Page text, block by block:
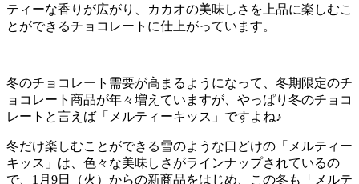
ティーな香りが広がり、カカオの美味しさを上品に楽しむこ
とができるチョコレートに仕上がっています。
冬のチョコレート需要が高まるようになって、冬期限定のチ
ョコレート商品が年々増えていますが、やっぱり冬のチョコ
レートと言えば「メルティーキッス」ですよね♪
冬だけ楽しむことができる雪のような口どけの「メルティー
キッス」は、色々な美味しさがラインナップされているの
で、1月9日（火）からの新商品をはじめ、この冬も「メルテ